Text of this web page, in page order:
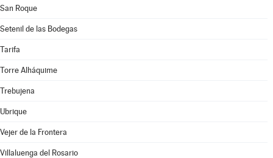
San Roque
Setenil de las Bodegas
Tarifa
Torre Alháquime
Trebujena
Ubrique
Vejer de la Frontera
Villaluenga del Rosario